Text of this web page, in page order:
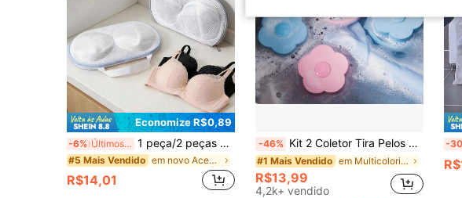
Economize R$0,89
-6% Últimos 2 dias 1 peça/2 peças Saco de Lavanderia Lavável para Sutiã, Saco para Máquina de Lavar Sutiã, Saco de Lavagem de Sutiã, Protege a Roupa Íntima da Deformação, Resistente à Agitação de Alta Velocidade, Malha Grossa Anti-Arranhão, Cabeça de Zíper com Capa Protetora para Evitar Danos às Roupas, Adequado para Uso Diário de Mulheres; Armazenamento em Compartimento 3D, o Sutiã Não se Deforma, Design de Compartimento Independente Previne Efetivamente a Deformação do Aro do Sutiã, o Emaranhamento da Alça do Ombro ou a Compressão do Bojo. Diga Adeus ao Armazenamento Tradicional Dobrado que Causa a Deformação do Sutiã, Pronto para Usar Imediatamente, Sem Necessidade de Remoldar;
#5 Mais Vendido em novo Acessórios para ferramentas de lavanderia
R$14,01
-46% Kit 2 Coletor Tira Pelos E Fiapos Flutuante Para Máquinas De Lavar Lavadoura
#1 Mais Vendido em Multicolorido Acessórios para ferramentas de la
R$13,99
4,2k+ vendido
-